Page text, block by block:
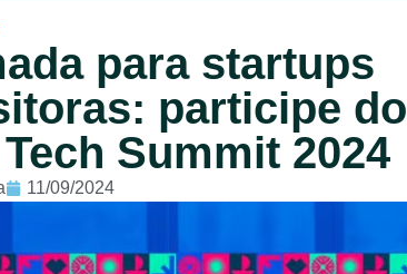
para startups
participe do
Summit 2024
11/09/2024